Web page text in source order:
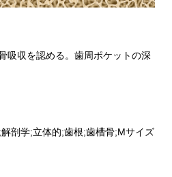
吸収を認める。歯周ポケットの深
剖学;立体的;歯根;歯槽骨;Mサイズ